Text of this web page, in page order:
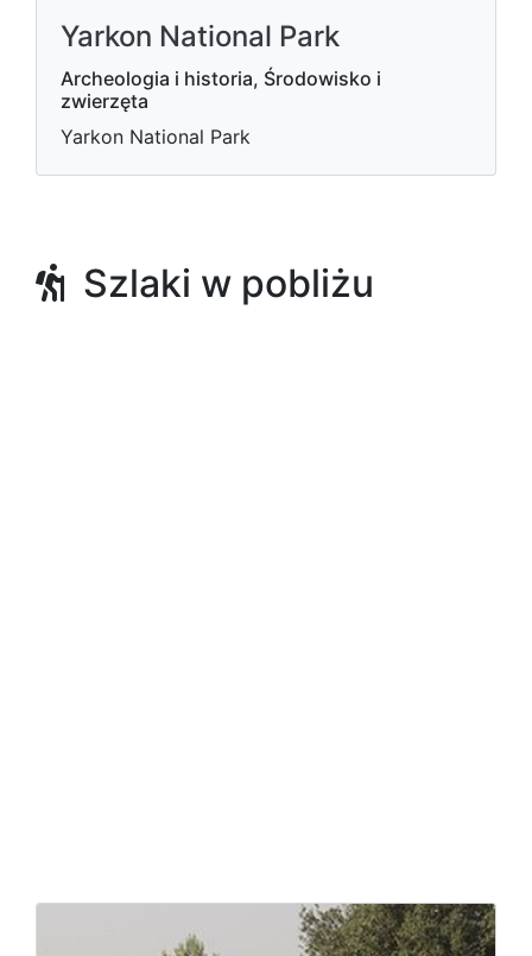
Yarkon National Park
Archeologia i historia, Środowisko i
zwierzęta
Yarkon National Park
Szlaki w pobliżu